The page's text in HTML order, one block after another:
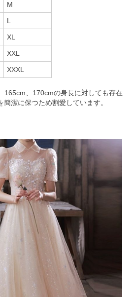
M
L
XL
XXL
XXXL
165cm、170cmの身長に対しても存在
潔に保つため割愛しています。